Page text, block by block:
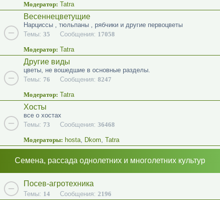
Модератор: Tatra
Весеннецветущие
Нарциссы , тюльпаны , рябчики и другие первоцветы
Темы: 35 Сообщения: 17058
Модератор: Tatra
Другие виды
цветы, не вошедшие в основные разделы.
Темы: 76 Сообщения: 8247
Модератор: Tatra
Хосты
все о хостах
Темы: 73 Сообщения: 36468
Модераторы: hosta, Dkom, Tatra
Семена, рассада однолетних и многолетних культур
Посев-агротехника
Темы: 14 Сообщения: 2196